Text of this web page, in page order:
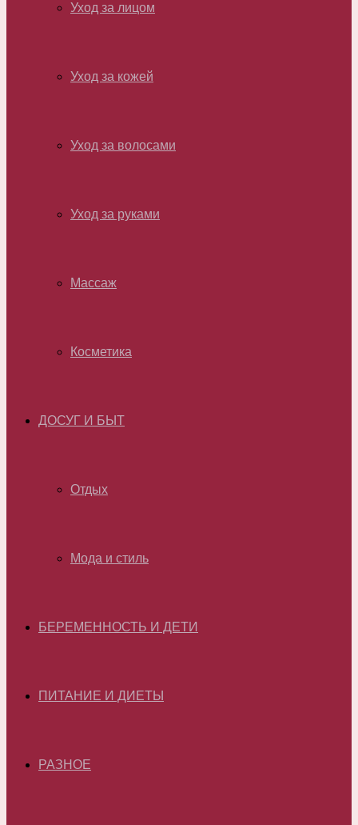
Уход за лицом
Уход за кожей
Уход за волосами
Уход за руками
Массаж
Косметика
ДОСУГ И БЫТ
Отдых
Мода и стиль
БЕРЕМЕННОСТЬ И ДЕТИ
ПИТАНИЕ И ДИЕТЫ
РАЗНОЕ